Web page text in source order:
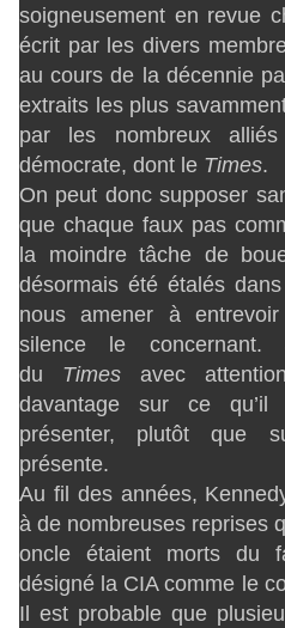
soigneusement en revue
écrit par les divers
au cours de la décennie
extraits les plus
par les nombreux
démocrate, dont le Times.
On peut donc supposer
que chaque faux pas
la moindre tâche de
désormais été étalés
nous amener à
silence le concernant.
du
Times
avec
davantage sur ce qu’il
présenter, plutôt que
présente.
Au fil des années,
à de nombreuses reprises
oncle étaient morts du
désigné la CIA comme le
Il est probable que